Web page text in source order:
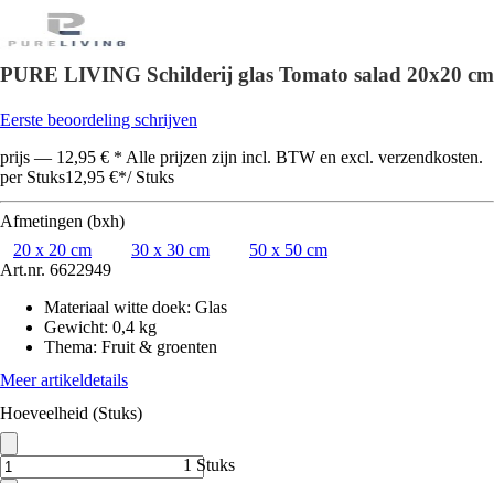
PURE LIVING Schilderij glas Tomato salad 20x20 cm
Eerste beoordeling schrijven
prijs — 12,95 € * Alle prijzen zijn incl. BTW en excl. verzendkosten.
per Stuks12,95 €*/ Stuks
Afmetingen (bxh)
20 x 20 cm
30 x 30 cm
50 x 50 cm
Art.nr. 6622949
Materiaal witte doek: Glas
Gewicht: 0,4 kg
Thema: Fruit & groenten
Meer artikeldetails
Hoeveelheid (Stuks)
1 Stuks